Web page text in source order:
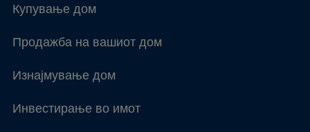
Купување дом
Продажба на вашиот дом
Изнајмување дом
Инвестирање во имот